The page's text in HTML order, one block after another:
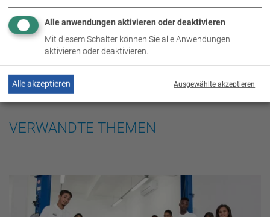
VERWANDTE THEMEN
Alle anwendungen aktivieren oder deaktivieren
Mit diesem Schalter können Sie alle Anwendungen
aktivieren oder deaktivieren.
Ausgewählte akzeptieren
Alle akzeptieren